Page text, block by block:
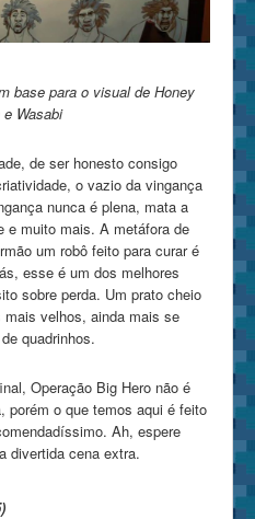
base para o visual de Honey
Wasabi
de ser honesto consigo
o vazio da vingança
nunca é plena, mata a
e muito mais. A metáfora de
um robô feito para curar é
esse é um dos melhores
sobre perda. Um prato cheio
velhos, ainda mais se
quadrinhos.
Operação Big Hero não é
porém o que temos aqui é feito
Ah, espere
divertida cena extra.